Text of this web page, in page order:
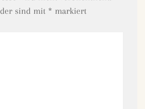
sind mit * markiert